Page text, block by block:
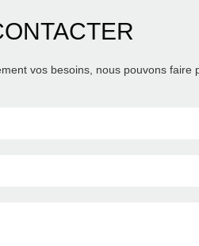
vos besoins, nous pouvons faire